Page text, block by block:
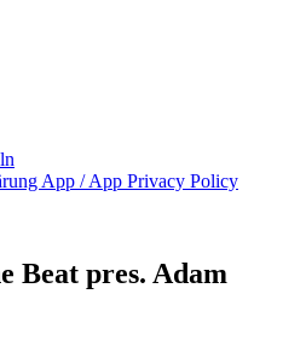
App / App Privacy Policy
Beat pres. Adam